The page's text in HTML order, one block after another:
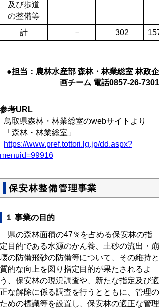
及び歩道
の整備等
計 － 302
●担当：農林水産部 森林・林業総室 林政企
画チーム 電話0857-26-7301
参考URL
鳥取県森林・林業総室のwebサイトより
「森林・林業総室」
https://www.pref.tottori.lg.jp/dd.aspx?
menuid=99916
保安林整備管理事業
１ 事業の目的
県の森林面積の47％を占める保安林の指
定目的である水源のかん養、土砂の流出・崩
壊の防備飛砂の防備等について、その維持と
質的な向上を図り指定目的が果たされるよ
う、保安林の現況調査や、新たな指定及び適
正な解除に係る調査を行うとともに、管理の
ための標識等を設置し、保安林の適正な管理